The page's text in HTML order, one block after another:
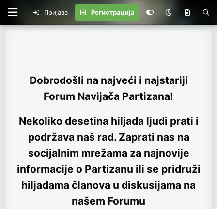
Пријава Регистрација
Dobrodošli na najveći i najstariji
Forum Navijača Partizana!
Nekoliko desetina hiljada ljudi prati i
podržava naš rad. Zaprati nas na
socijalnim mrežama za najnovije
informacije o Partizanu ili se pridruži
hiljadama članova u diskusijama na
našem Forumu